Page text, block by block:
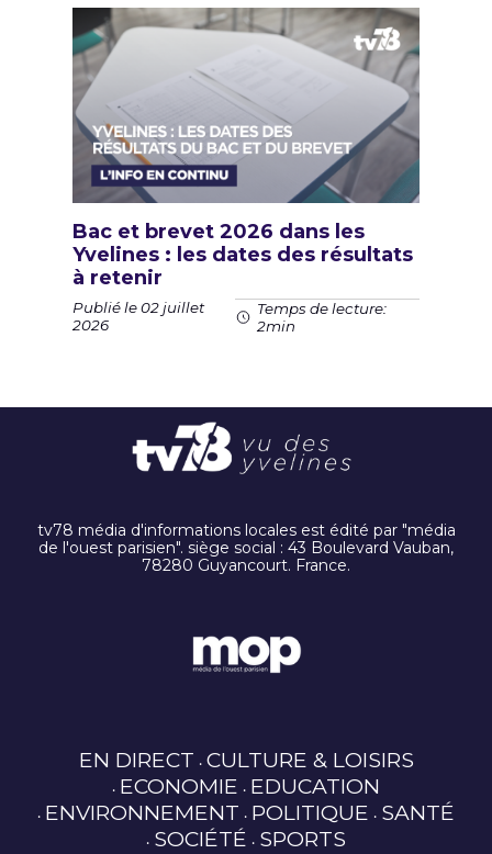
Bac et brevet 2026 dans les
Yvelines : les dates des résultats
à retenir
Publié le 02 juillet
2026
Temps de lecture:
2min
tv78 média d'informations locales est édité par "média
de l'ouest parisien". siège social : 43 Boulevard Vauban,
78280 Guyancourt. France.
EN DIRECT CULTURE & LOISIRS
ECONOMIE EDUCATION
ENVIRONNEMENT POLITIQUE SANTÉ
SOCIÉTÉ SPORTS